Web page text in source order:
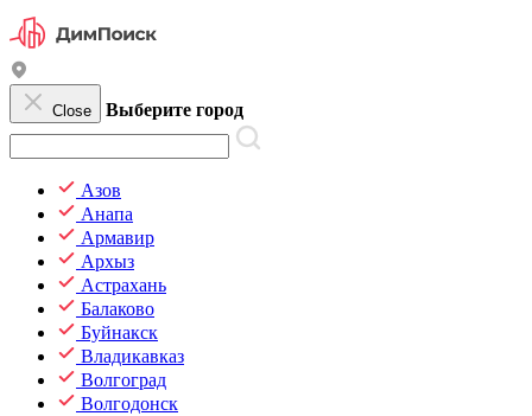
Close Выберите город
Азов
Анапа
Армавир
Архыз
Астрахань
Балаково
Буйнакск
Владикавказ
Волгоград
Волгодонск